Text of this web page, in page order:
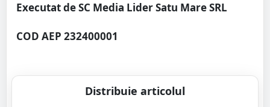
Executat de SC Media Lider Satu Mare SRL
COD AEP 232400001
Distribuie articolul